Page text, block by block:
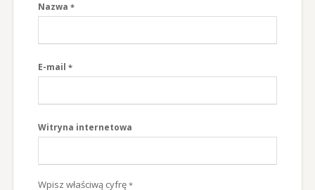
Nazwa *
E-mail *
Witryna internetowa
Wpisz właściwą cyfrę*